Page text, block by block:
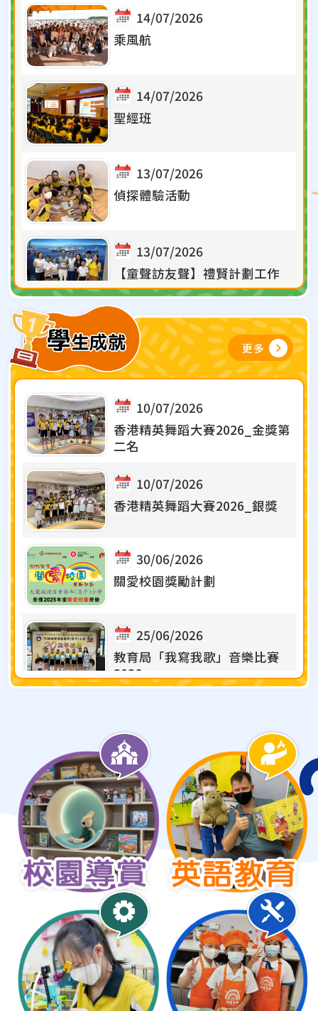
14/07/2026
乘風航
14/07/2026
聖經班
13/07/2026
偵探體驗活動
13/07/2026
【童聲訪友聲】禮賢計劃工作
坊
13/07/2026
赤煉鼓樂團─「鼓 x 舞」中國民
族鼓樂實踐計劃結業演出
13/07/2026
參觀香港理工大學
11/07/2026
學生創新大賽2025/26・學與教
08/07/2026
關愛基金托管班結業禮
07/07/2026
升中放榜
P1禧恩小豆丁及P5大師兄姐暢
遊圖書館剪影
06/07/2026
「手牽手．夢想起飛 20 載」開
放日
26/06/2026
高年級性教育講座：性「別」
遊戲
25/06/2026
FIRST LEGO League
INNOFest 2025-26體驗日
更多
10/07/2026
香港精英舞蹈大賽2026_金獎第
二名
10/07/2026
香港精英舞蹈大賽2026_銀獎
30/06/2026
關愛校園獎勵計劃
25/06/2026
教育局「我寫我歌」音樂比賽
2026
第78屆香港學校音樂節
11/06/2026
Hong Kong International
Handbell Olympics 2026
Junior Handbells – Gold
Award
01/06/2026
2026香港精英舞蹈大賽
01/06/2026
全港中小學學界品勢比賽2026
暨品勢挑戰賽